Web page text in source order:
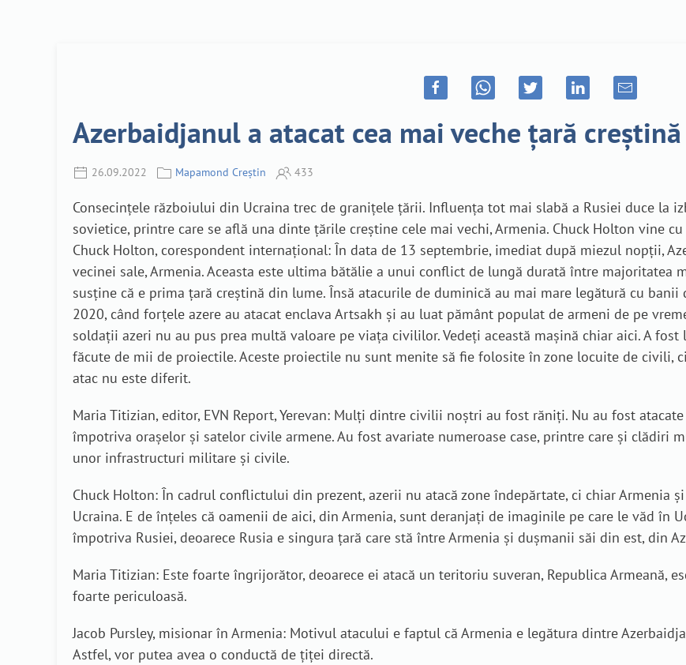
Azerbaidjanul a atacat cea mai veche țară
26.09.2022 Mapamond Creștin 433
Consecințele războiului din Ucraina trec de granițele țării. Influența tot mai slabă a Rusiei duce la
sovietice, printre care se află una dinte țările creștine cele mai vechi, Armenia. Chuck Holton vine
Chuck Holton, corespondent internațional: În data de 13 septembrie, imediat după miezul nopții,
vecinei sale, Armenia. Aceasta este ultima bătălie a unui conflict de lungă durată între majoritatea
susține că e prima țară creștină din lume. Însă atacurile de duminică au mai mare legătură cu
2020, când forțele azere au atacat enclava Artsakh și au luat pământ populat de armeni de pe
soldații azeri nu au pus prea multă valoare pe viața civililor. Vedeți această mașină chiar aici. A
făcute de mii de proiectile. Aceste proiectile nu sunt menite să fie folosite în zone locuite de civili,
atac nu este diferit.
Maria Titizian, editor, EVN Report, Yerevan: Mulți dintre civilii noștri au fost răniți. Nu au fost
împotriva orașelor și satelor civile armene. Au fost avariate numeroase case, printre care și clădiri
unor infrastructuri militare și civile.
Chuck Holton: În cadrul conflictului din prezent, azerii nu atacă zone îndepărtate, ci chiar Armenia
Ucraina. E de înțeles că oamenii de aici, din Armenia, sunt deranjați de imaginile pe care le văd în
împotriva Rusiei, deoarece Rusia e singura țară care stă între Armenia și dușmanii săi din est, din
Maria Titizian: Este foarte îngrijorător, deoarece ei atacă un teritoriu suveran, Republica Armeană,
foarte periculoasă.
Jacob Pursley, misionar în Armenia: Motivul atacului e faptul că Armenia e legătura dintre
Astfel, vor putea avea o conductă de țiței directă.